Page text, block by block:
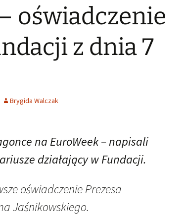
Świąteczne Foto Studio
2015
Jasełka 2015
Zdjęcia klasowe
2016/2017
Zdjęcia klasowe
2017/2018
Archiwalne
Archiwalne fotografie z
Lubszy
oświadczenie
z dnia 7
Brygida Walczak
na EuroWeek – napisali
działający w Fundacji.
oświadczenie Prezesa
Jaśnikowskiego.